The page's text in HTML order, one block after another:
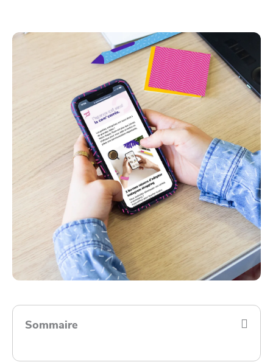
Sommaire